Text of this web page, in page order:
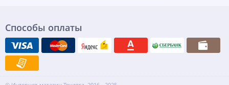
Способы оплаты